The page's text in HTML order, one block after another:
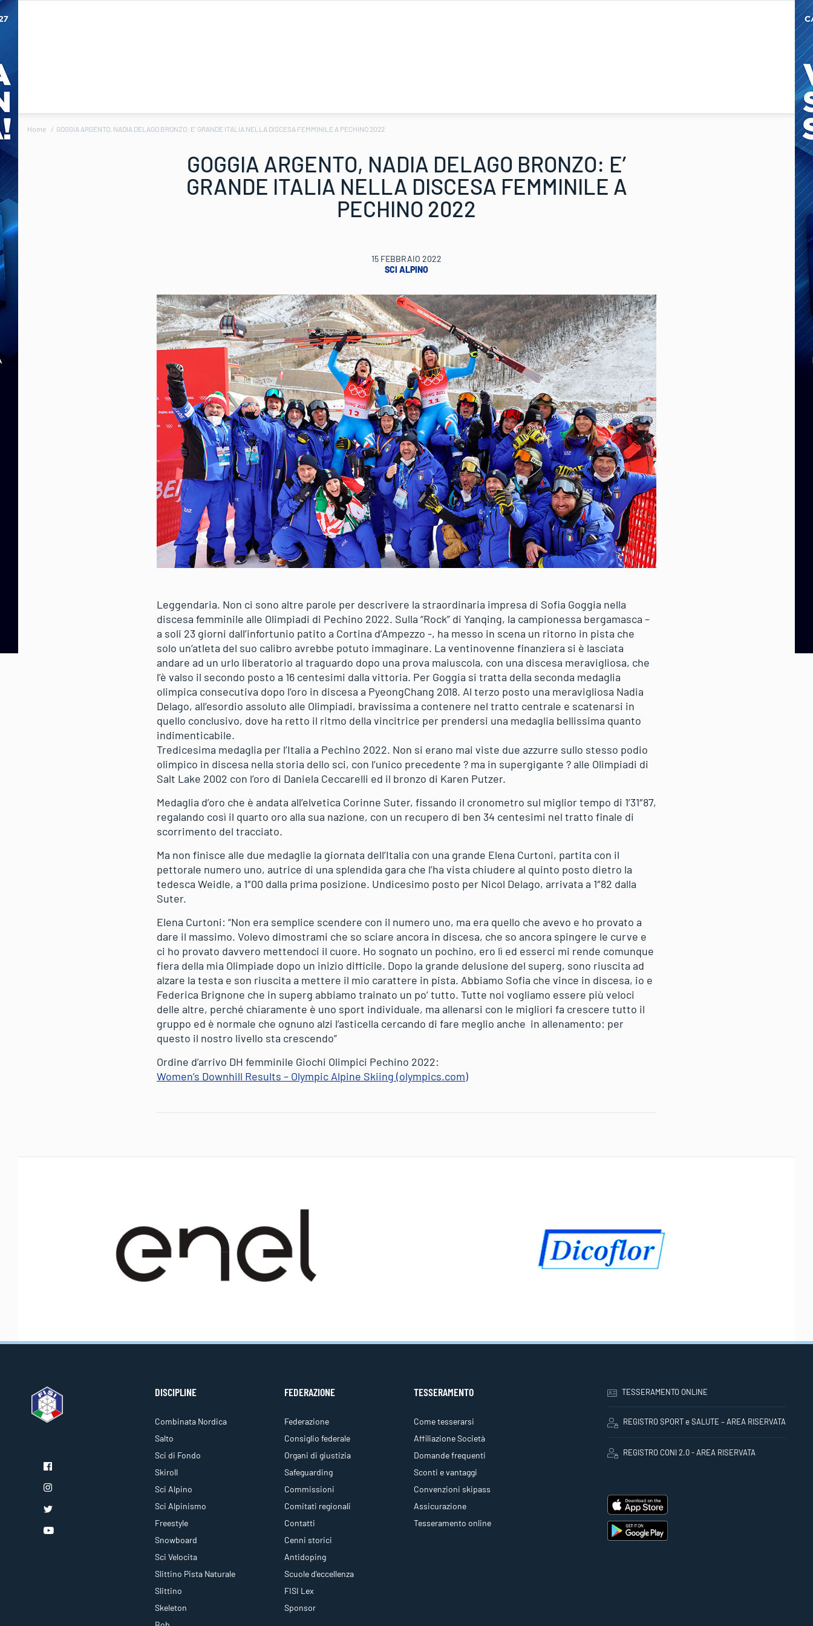
Home GOGGIA ARGENTO, NADIA DELAGO BRONZO: E’ GRANDE ITALIA NELLA DISCESA FEMMINILE A PECHINO 2022
GOGGIA ARGENTO, NADIA DELAGO BRONZO: E’
GRANDE ITALIA NELLA DISCESA FEMMINILE A
PECHINO 2022
15 FEBBRAIO 2022
SCI ALPINO
Leggendaria. Non ci sono altre parole per descrivere la straordinaria impresa di Sofia Goggia nella
discesa femminile alle Olimpiadi di Pechino 2022. Sulla “Rock” di Yanqing, la campionessa bergamasca –
a soli 23 giorni dall’infortunio patito a Cortina d’Ampezzo -, ha messo in scena un ritorno in pista che
solo un’atleta del suo calibro avrebbe potuto immaginare. La ventinovenne finanziera si è lasciata
andare ad un urlo liberatorio al traguardo dopo una prova maiuscola, con una discesa meravigliosa, che
l’è valso il secondo posto a 16 centesimi dalla vittoria. Per Goggia si tratta della seconda medaglia
olimpica consecutiva dopo l’oro in discesa a PyeongChang 2018. Al terzo posto una meravigliosa Nadia
Delago, all’esordio assoluto alle Olimpiadi, bravissima a contenere nel tratto centrale e scatenarsi in
quello conclusivo, dove ha retto il ritmo della vincitrice per prendersi una medaglia bellissima quanto
indimenticabile.
Tredicesima medaglia per l’Italia a Pechino 2022. Non si erano mai viste due azzurre sullo stesso podio
olimpico in discesa nella storia dello sci, con l’unico precedente ? ma in supergigante ? alle Olimpiadi di
Salt Lake 2002 con l’oro di Daniela Ceccarelli ed il bronzo di Karen Putzer.
Medaglia d’oro che è andata all’elvetica Corinne Suter, fissando il cronometro sul miglior tempo di 1’31″87,
regalando così il quarto oro alla sua nazione, con un recupero di ben 34 centesimi nel tratto finale di
scorrimento del tracciato.
Ma non finisce alle due medaglie la giornata dell’Italia con una grande Elena Curtoni, partita con il
pettorale numero uno, autrice di una splendida gara che l’ha vista chiudere al quinto posto dietro la
tedesca Weidle, a 1″00 dalla prima posizione. Undicesimo posto per Nicol Delago, arrivata a 1″82 dalla
Suter.
Elena Curtoni: “Non era semplice scendere con il numero uno, ma era quello che avevo e ho provato a
dare il massimo. Volevo dimostrami che so sciare ancora in discesa, che so ancora spingere le curve e
ci ho provato davvero mettendoci il cuore. Ho sognato un pochino, ero lì ed esserci mi rende comunque
fiera della mia Olimpiade dopo un inizio difficile. Dopo la grande delusione del superg, sono riuscita ad
alzare la testa e son riuscita a mettere il mio carattere in pista. Abbiamo Sofia che vince in discesa, io e
Federica Brignone che in superg abbiamo trainato un po’ tutto. Tutte noi vogliamo essere più veloci
delle altre, perché chiaramente è uno sport individuale, ma allenarsi con le migliori fa crescere tutto il
gruppo ed è normale che ognuno alzi l’asticella cercando di fare meglio anche in allenamento: per
questo il nostro livello sta crescendo”
Ordine d’arrivo DH femminile Giochi Olimpici Pechino 2022:
Women’s Downhill Results – Olympic Alpine Skiing (olympics.com)
DISCIPLINE
Combinata Nordica
Salto
Sci di Fondo
Skiroll
Sci Alpino
Sci Alpinismo
Freestyle
Snowboard
Sci Velocita
Slittino Pista Naturale
Slittino
Skeleton
FEDERAZIONE
Federazione
Consiglio federale
Organi di giustizia
Safeguarding
Commissioni
Comitati regionali
Contatti
Cenni storici
Antidoping
Scuole d'eccellenza
FISI Lex
Sponsor
TESSERAMENTO
Come tesserarsi
Affiliazione Società
Domande frequenti
Sconti e vantaggi
Convenzioni skipass
Assicurazione
Tesseramento online
TESSERAMENTO ONLINE
REGISTRO SPORT e SALUTE – AREA RISERVATA
REGISTRO CONI 2.0 - AREA RISERVATA